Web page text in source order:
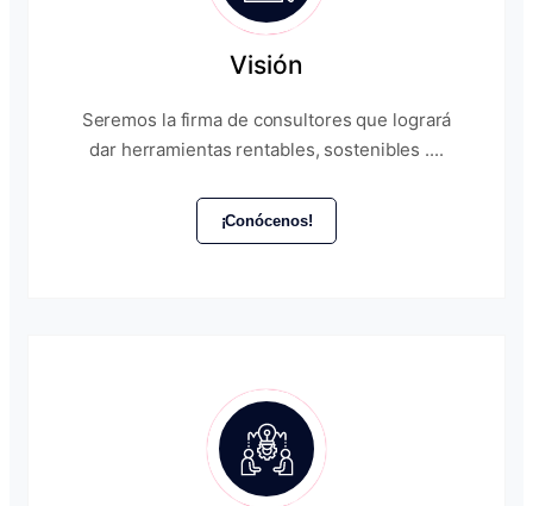
Visión
Seremos la firma de consultores que logrará
dar herramientas rentables, sostenibles ....
¡Conócenos!